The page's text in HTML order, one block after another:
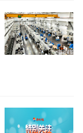
元素，景区获
”“河北省智慧
月16日正式被
值了！”台城